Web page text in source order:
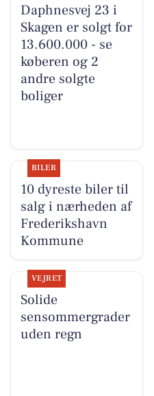
Daphnesvej 23 i
Skagen er solgt for
13.600.000 - se
køberen og 2
andre solgte
boliger
BILER
10 dyreste biler til
salg i nærheden af
Frederikshavn
Kommune
VEJRET
Solide
sensommergrader
uden regn